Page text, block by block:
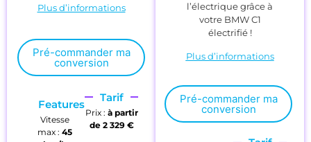
Plus d’informations
Pré-commander ma
conversion
Features
Vitesse
max : 45
Tarif
Prix : à partir
de 2329 €
l’électrique grâce à
votre BMW C1
électrifié !
Plus d’informations
Pré-commander ma
conversion